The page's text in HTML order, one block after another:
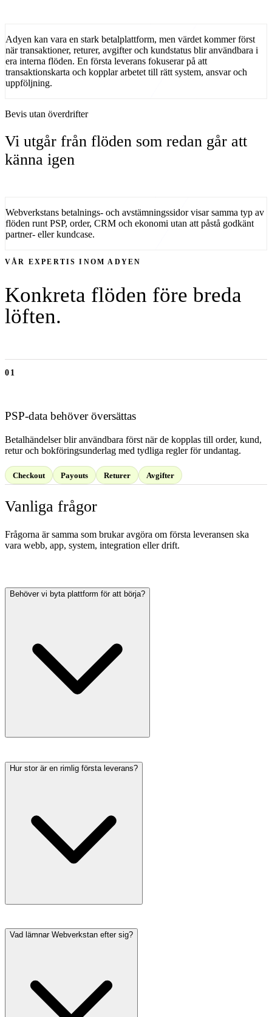
Adyen kan vara en stark betalplattform, men värdet kommer först
när transaktioner, returer, avgifter och kundstatus blir användbara i
era interna flöden. En första leverans fokuserar på att
transaktionskarta och kopplar arbetet till rätt system, ansvar och
uppföljning.
Bevis utan överdrifter
Vi utgår från flöden som redan går att
känna igen
Webverkstans betalnings- och avstämningssidor visar samma typ av
flöden runt PSP, order, CRM och ekonomi utan att påstå godkänt
partner- eller kundcase.
VÅR EXPERTIS INOMADYEN
Konkreta flöden före breda
löften.
01
PSP-data behöver översättas
Betalhändelser blir användbara först när de kopplas till order, kund,
retur och bokföringsunderlag med tydliga regler för undantag.
Checkout Payouts Returer Avgifter
Vanliga frågor
Frågorna är samma som brukar avgöra om första leveransen ska
vara webb, app, system, integration eller drift.
Behöver vi byta plattform för att börja?
Hur stor är en rimlig första leverans?
Vad lämnar Webverkstan efter sig?